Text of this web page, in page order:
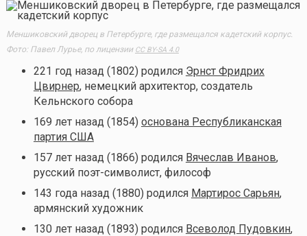
Меншиковский дворец в Петербурге, где размещался кадетский корпус.
Фото: Павел Лурье, по лицензии CC BY-SA 4.0
221 год назад (1802) родился Эрнст Фридрих
Цвирнер, немецкий архитектор, создатель
Кельнского собора
169 лет назад (1854) основана Республиканская
партия США
157 лет назад (1866) родился Вячеслав Иванов,
русский поэт-символист, философ
143 года назад (1880) родился Мартирос Сарьян,
армянский художник
130 лет назад (1893) родился Всеволод Пудовкин,